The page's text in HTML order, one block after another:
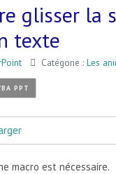
glisser la
texte
Catégorie : Les
PPT
macro est nécessaire.